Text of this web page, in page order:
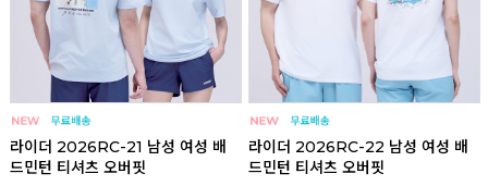
라이더 2026RC-21 남성 여성 배
드민턴 티셔츠 오버핏
라이더 2026RC-22 남성 여성 배
드민턴 티셔츠 오버핏